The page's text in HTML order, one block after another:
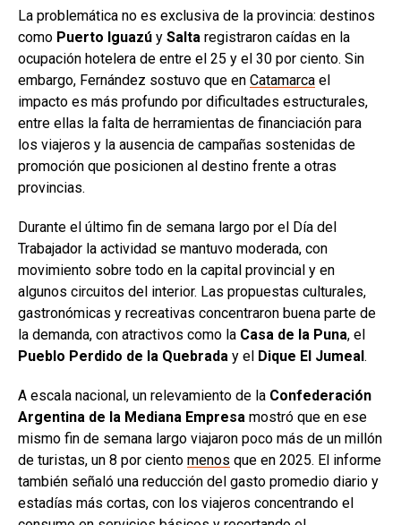
La problemática no es exclusiva de la provincia: destinos
como Puerto Iguazú y Salta registraron caídas en la
ocupación hotelera de entre el 25 y el 30 por ciento. Sin
embargo, Fernández sostuvo que en Catamarca el
impacto es más profundo por dificultades estructurales,
entre ellas la falta de herramientas de financiación para
los viajeros y la ausencia de campañas sostenidas de
promoción que posicionen al destino frente a otras
provincias.
Durante el último fin de semana largo por el Día del
Trabajador la actividad se mantuvo moderada, con
movimiento sobre todo en la capital provincial y en
algunos circuitos del interior. Las propuestas culturales,
gastronómicas y recreativas concentraron buena parte de
la demanda, con atractivos como la Casa de la Puna, el
Pueblo Perdido de la Quebrada y el Dique El Jumeal .
A escala nacional, un relevamiento de la Confederación
Argentina de la Mediana Empresa mostró que en ese
mismo fin de semana largo viajaron poco más de un millón
de turistas, un 8 por ciento menos que en 2025. El informe
también señaló una reducción del gasto promedio diario y
estadías más cortas, con los viajeros concentrando el